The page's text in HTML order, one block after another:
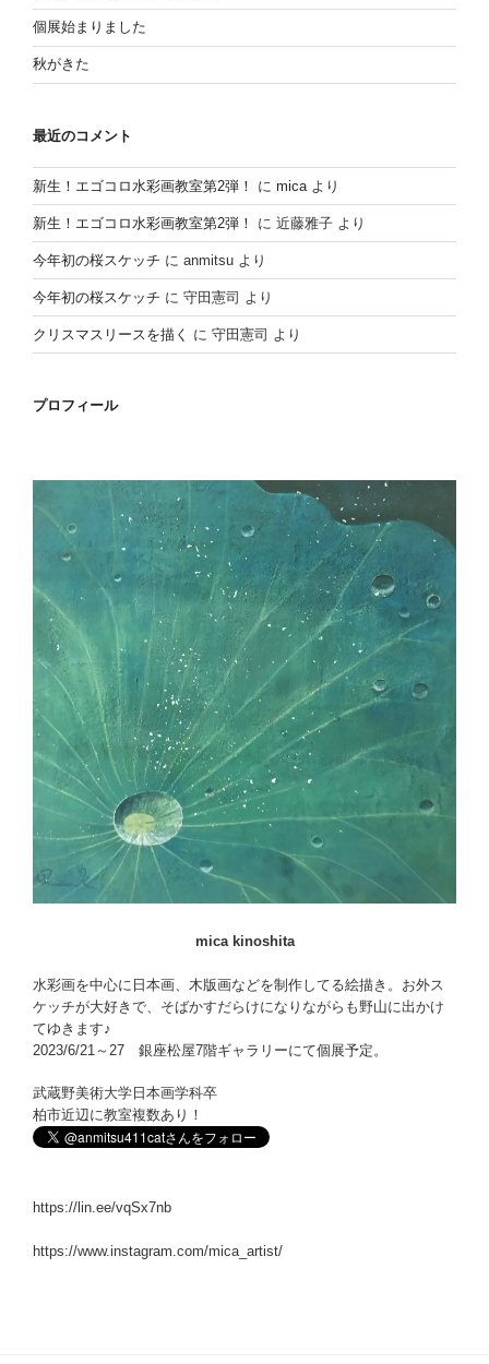
個展始まりました
秋がきた
最近のコメント
新生！エゴコロ水彩画教室第2弾！ に mica より
新生！エゴコロ水彩画教室第2弾！ に 近藤雅子 より
今年初の桜スケッチ に anmitsu より
今年初の桜スケッチ に 守田憲司 より
クリスマスリースを描く に 守田憲司 より
プロフィール
mica kinoshita
水彩画を中心に日本画、木版画などを制作してる絵描き。お外ス
ケッチが大好きで、そばかすだらけになりながらも野山に出かけ
てゆきます♪
2023/6/21～27 銀座松屋7階ギャラリーにて個展予定。
武蔵野美術大学日本画学科卒
柏市近辺に教室複数あり！
https://lin.ee/vqSx7nb
https://www.instagram.com/mica_artist/